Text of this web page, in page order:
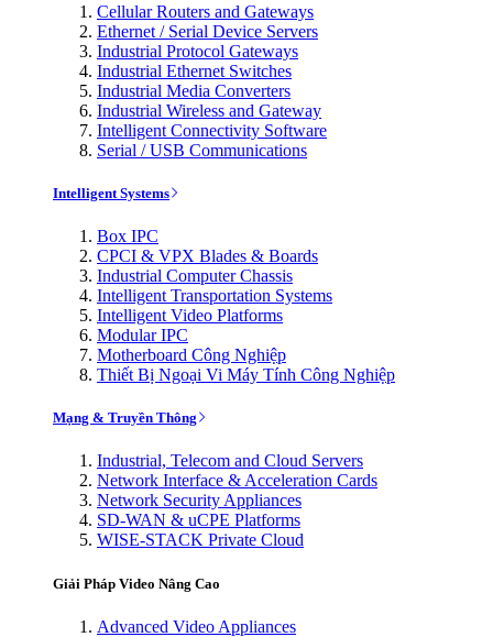
Cellular Routers and Gateways
Ethernet / Serial Device Servers
Industrial Protocol Gateways
Industrial Ethernet Switches
Industrial Media Converters
Industrial Wireless and Gateway
Intelligent Connectivity Software
Serial / USB Communications
Intelligent Systems
Box IPC
CPCI & VPX Blades & Boards
Industrial Computer Chassis
Intelligent Transportation Systems
Intelligent Video Platforms
Modular IPC
Motherboard Công Nghiệp
Thiết Bị Ngoại Vi Máy Tính Công Nghiệp
Mạng & Truyền Thông
Industrial, Telecom and Cloud Servers
Network Interface & Acceleration Cards
Network Security Appliances
SD-WAN & uCPE Platforms
WISE-STACK Private Cloud
Giải Pháp Video Nâng Cao
Advanced Video Appliances